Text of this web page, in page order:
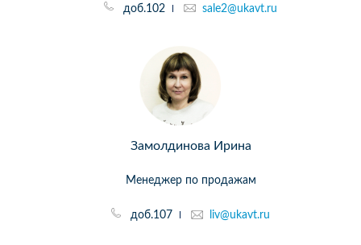
доб.102 sale2@ukavt.ru
Замолдинова Ирина
Менеджер по продажам
доб.107 liv@ukavt.ru